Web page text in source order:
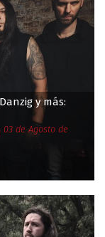
y más:
03 de Agosto de